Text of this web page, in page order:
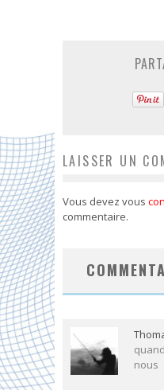
LAISSER UN
Vous devez vous
commentaire.
nous